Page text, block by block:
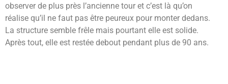
observer de plus près l’ancienne tour et c’est là qu’on
réalise qu’il ne faut pas être peureux pour monter dedans.
La structure semble frêle mais pourtant elle est solide.
Après tout, elle est restée debout pendant plus de 90 ans.